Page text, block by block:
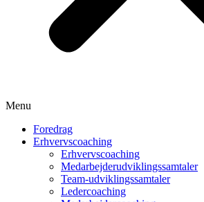
Menu
Foredrag
Erhvervscoaching
Erhvervscoaching
Medarbejderudviklingssamtaler
Team-udviklingssamtaler
Ledercoaching